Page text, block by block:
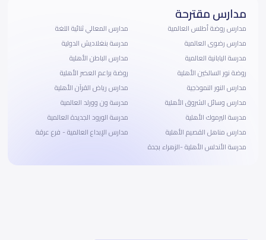
مدارس مقترحة
مدارس روضة أطلس العالمية
مدارس رضوى العالمية
مدرسة اليابانية العالمية
روضة نور السالكين الأهلية
مدارس النور النموذجية
مدارس وسائل الشروق الأهلية
مدرسة اليرموك الأهلية
مدارس مناهل القصيم الأهلية
مدرسة الأندلس الأهلية -الزهراء بجدة
مدارس المعالي ثنائية اللغة
مدرسة بنغلاديش الدولية
مدارس الباطن الأهلية
روضة براعم العصر الأهلية
مدارس رياض القرآن الأهلية
مدرسة ون وورلد العالمية
مدرسة الورود الجديدة العالمية
مدارس الإبداع العالمية - فرع عرقة